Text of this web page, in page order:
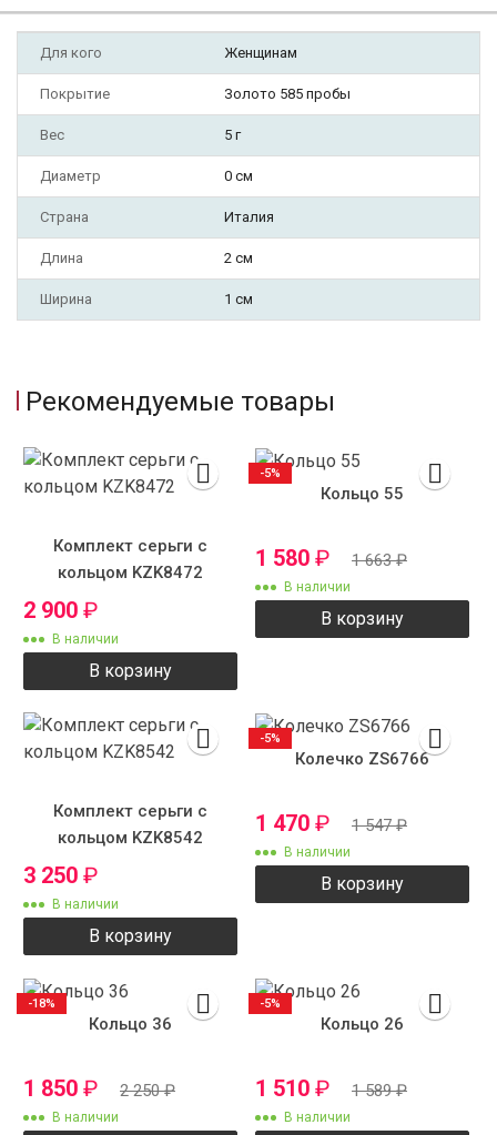
Для кого Женщинам
Покрытие Золото 585 пробы
Вес 5 г
Диаметр 0 см
Страна Италия
Длина 2 см
Ширина 1 см
Рекомендуемые товары
Комплект серьги с
кольцом KZK8472
2 900 ₽
В наличии
В корзину
Кольцо 55
1 580 ₽ 1 663₽
В наличии
В корзину
-5%
Комплект серьги с
кольцом KZK8542
3 250 ₽
В наличии
В корзину
Колечко ZS6766
1 470 ₽ 1 547₽
В наличии
В корзину
-5%
Кольцо 36
1 850 ₽ 2 250₽
В наличии
-18%
Кольцо 26
1 510 ₽ 1 589₽
В наличии
-5%